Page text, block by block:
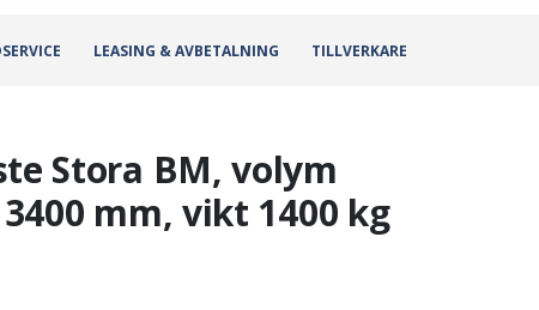
LEASING & AVBETALNING TILLVERKARE
Stora BM, volym
mm, vikt 1400 kg